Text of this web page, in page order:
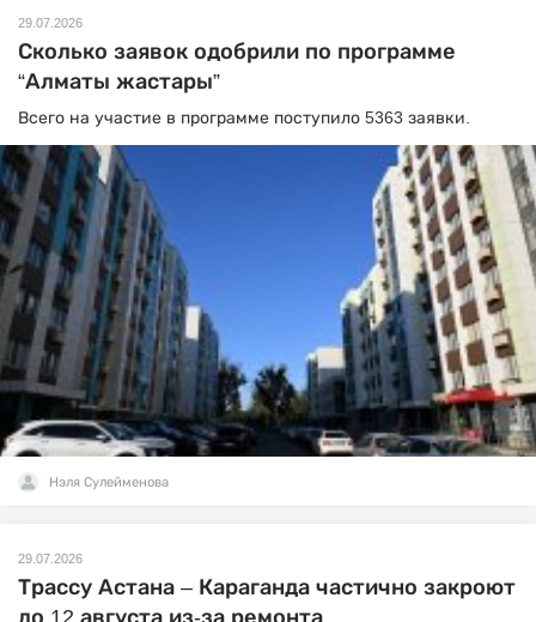
29.07.2026
Сколько заявок одобрили по программе
“Алматы жастары”
Всего на участие в программе поступило 5363 заявки.
Нэля Сулейменова
29.07.2026
Трассу Астана – Караганда частично закроют